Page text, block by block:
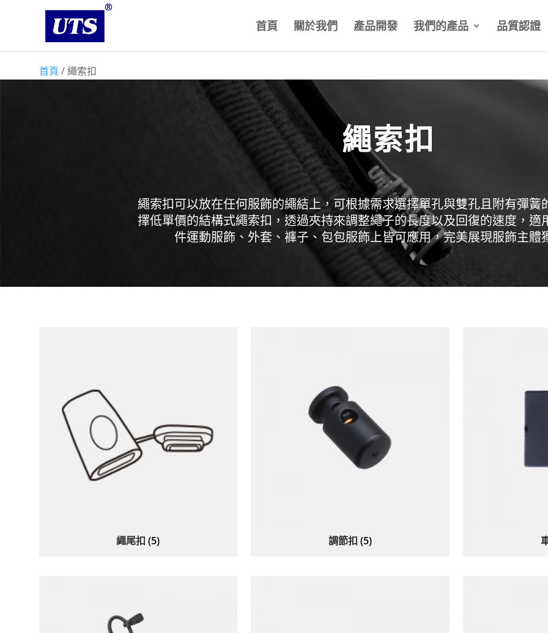
首頁 關於我們 產品開發 我們的產品 品質認證
首頁 / 繩索扣
繩索扣
繩索扣可以放在任何服飾的繩結上，可根據需求選擇單孔與雙孔且附有彈簧
擇低單價的結構式繩索扣，透過夾持來調整繩子的長度以及回復的速度，適
件運動服飾、外套、褲子、包包服飾上皆可應用，完美展現服飾主體
繩尾扣(5) 調節扣 (5)